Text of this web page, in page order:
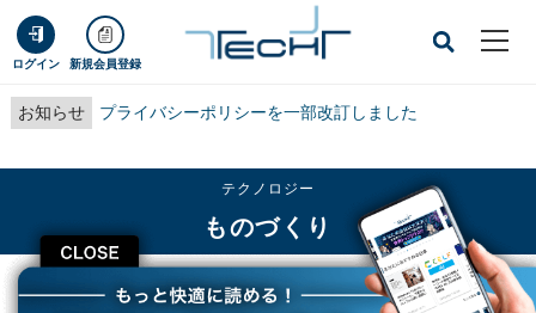
ログイン 新規会員登録
お知らせ プライバシーポリシーを一部改訂しました
CLOSE
テクノロジー
ものづくり